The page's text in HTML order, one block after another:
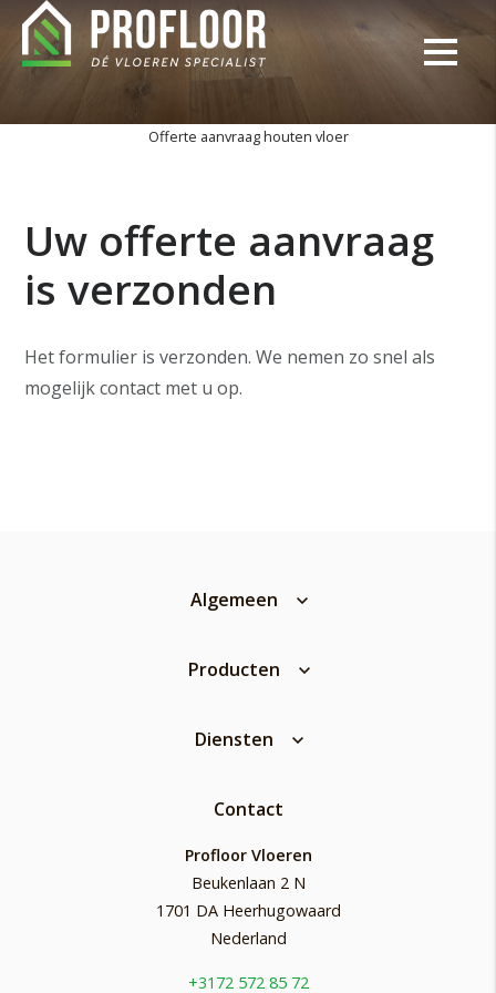
Offerte aanvraag houten vloer
Uw offerte aanvraag
is verzonden
Het formulier is verzonden. We nemen zo snel als
mogelijk contact met u op.
Algemeen
Producten
Diensten
Contact
Profloor Vloeren
Beukenlaan 2 N
1701 DA Heerhugowaard
Nederland
+3172 572 85 72